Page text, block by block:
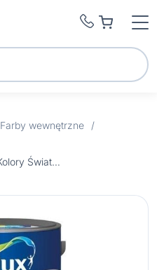
Farby wewnętrzne
/
Farba lateksowa do ścian Dulux Kolory Świata lawendowa dolina 2,5 l